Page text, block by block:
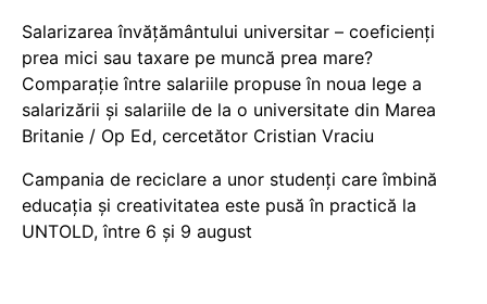
Salarizarea învățământului universitar – coeficienți
prea mici sau taxare pe muncă prea mare?
Comparație între salariile propuse în noua lege a
salarizării și salariile de la o universitate din Marea
Britanie / Op Ed, cercetător Cristian Vraciu
Campania de reciclare a unor studenți care îmbină
educația și creativitatea este pusă în practică la
UNTOLD, între 6 și 9 august